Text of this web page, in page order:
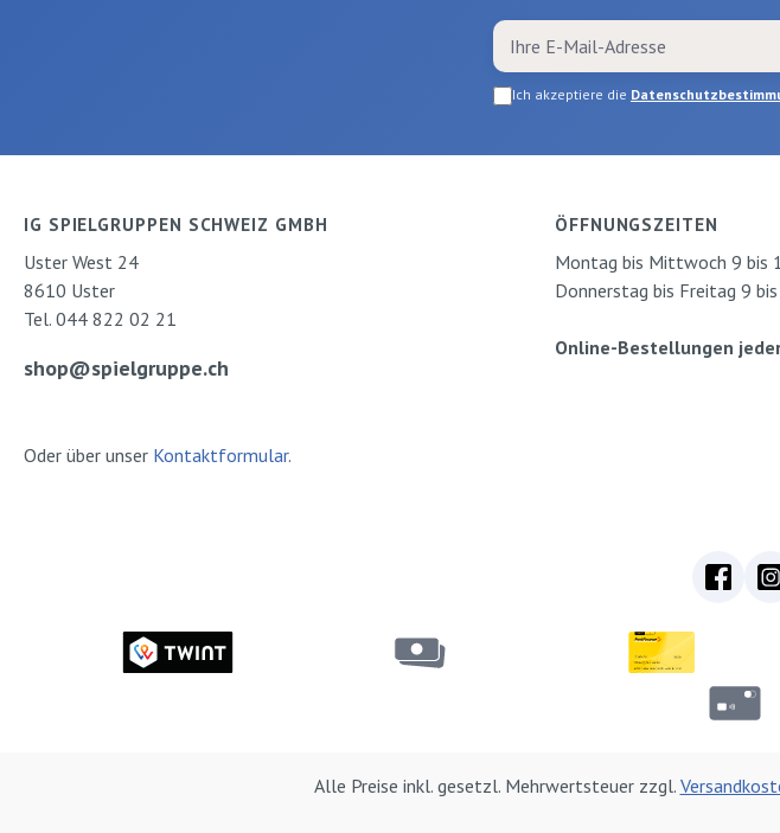
Ich akzeptiere die
IG SPIELGRUPPEN SCHWEIZ GMBH
Uster West 24
8610 Uster
Tel. 044 822 02 21
shop@spielgruppe.ch
Oder über unser Kontaktformular.
ÖFFNUNGSZEITEN
Montag bis Mittwoch 9 bis
Donnerstag bis Freitag 9
Online-Bestellungen
Alle Preise inkl. gesetzl. Mehrwertsteuer zzgl.